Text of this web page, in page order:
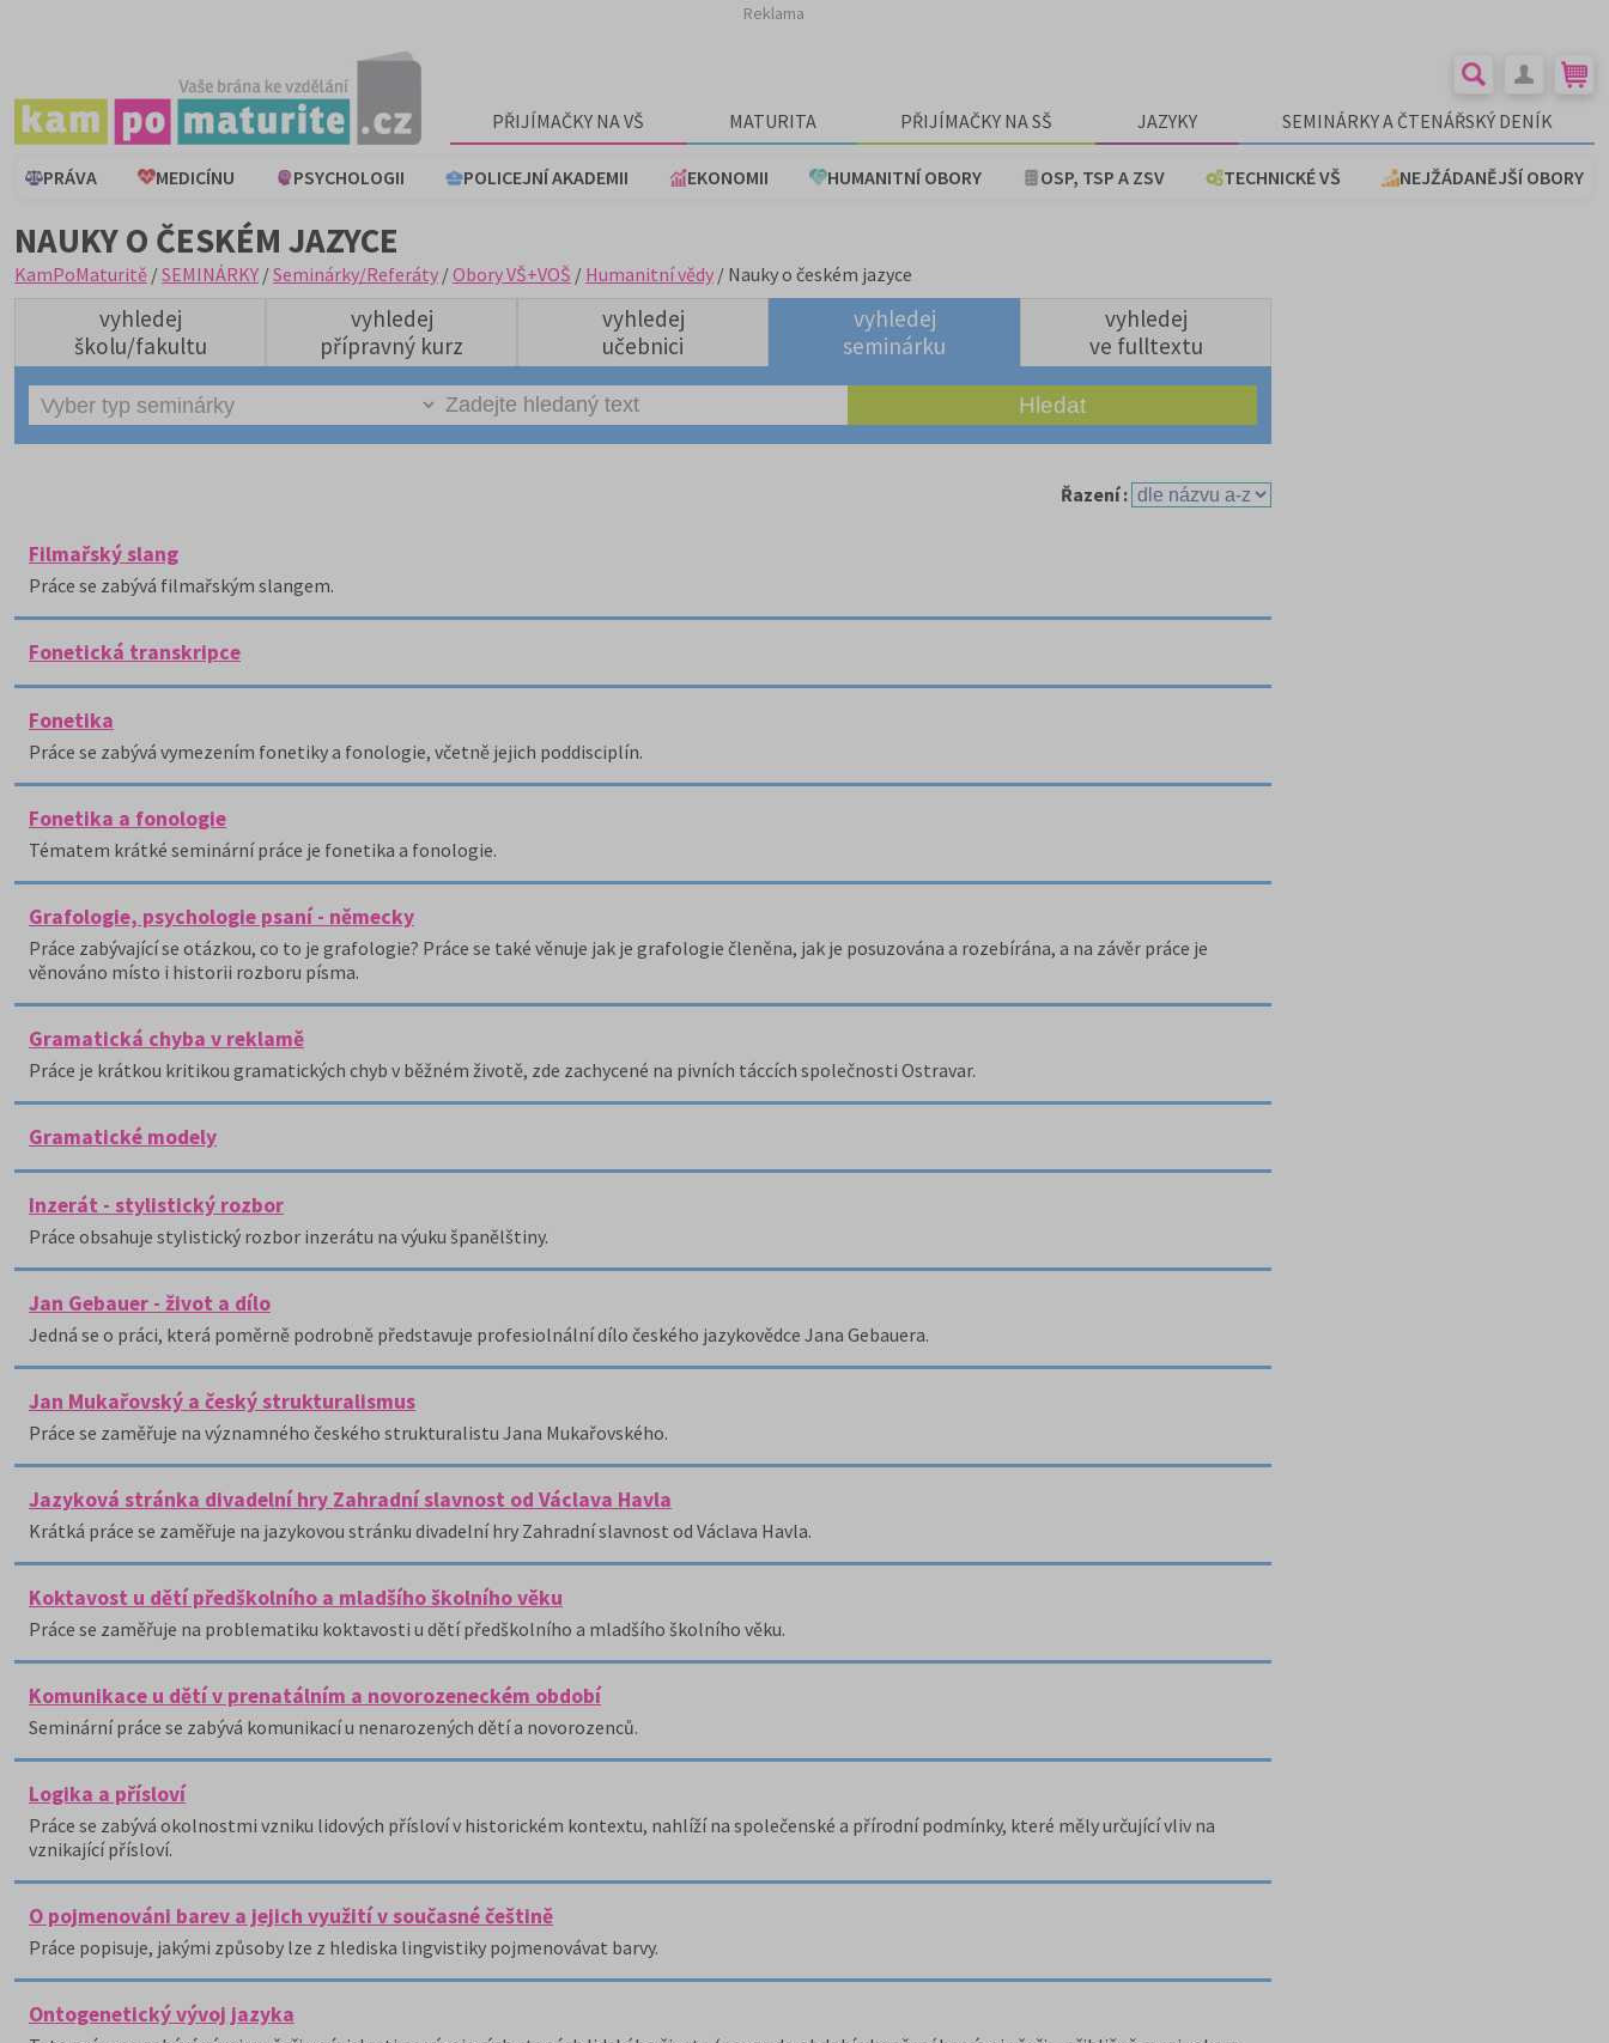
Reklama
PŘIJÍMAČKY NA VŠ MATURITA PŘIJÍMAČKY NA SŠ JAZYKY SEMINÁRKY A ČTENÁŘSKÝ DENÍK
PRÁVA MEDICÍNU PSYCHOLOGII POLICEJNÍ AKADEMII EKONOMII HUMANITNÍ OBORY OSP, TSP A ZSV TECHNICKÉ VŠ NEJŽÁDANĚJŠÍ OBORY
NAUKY O ČESKÉM JAZYCE
KamPoMaturitě /SEMINÁRKY /Seminárky/Referáty /Obory VŠ+VOŠ / Humanitní vědy / Nauky o českém jazyce
vyhledej
školu/fakultu
vyhledej
přípravný kurz
vyhledej
učebnici
vyhledej
seminárku
vyhledej
ve fulltextu
Řazení :
Filmařský slang
Práce se zabývá filmařským slangem.
Fonetická transkripce
Fonetika
Práce se zabývá vymezením fonetiky a fonologie, včetně jejich poddisciplín.
Fonetika a fonologie
Tématem krátké seminární práce je fonetika a fonologie.
Grafologie, psychologie psaní - německy
Práce zabývající se otázkou, co to je grafologie? Práce se také věnuje jak je grafologie členěna, jak je posuzována a rozebírána, a na závěr práce je
věnováno místo i historii rozboru písma.
Gramatická chyba v reklamě
Práce je krátkou kritikou gramatických chyb v běžném životě, zde zachycené na pivních táccích společnosti Ostravar.
Gramatické modely
Inzerát - stylistický rozbor
Práce obsahuje stylistický rozbor inzerátu na výuku španělštiny.
Jan Gebauer - život a dílo
Jedná se o práci, která poměrně podrobně představuje profesiolnální dílo českého jazykovědce Jana Gebauera.
Jan Mukařovský a český strukturalismus
Práce se zaměřuje na významného českého strukturalistu Jana Mukařovského.
Jazyková stránka divadelní hry Zahradní slavnost od Václava Havla
Krátká práce se zaměřuje na jazykovou stránku divadelní hry Zahradní slavnost od Václava Havla.
Koktavost u dětí předškolního a mladšího školního věku
Práce se zaměřuje na problematiku koktavosti u dětí předškolního a mladšího školního věku.
Komunikace u dětí v prenatálním a novorozeneckém období
Seminární práce se zabývá komunikací u nenarozených dětí a novorozenců.
Logika a přísloví
Práce se zabývá okolnostmi vzniku lidových přísloví v historickém kontextu, nahlíží na společenské a přírodní podmínky, které měly určující vliv na
vznikající přísloví.
O pojmenováni barev a jejich využití v současné češtině
Práce popisuje, jakými způsoby lze z hlediska lingvistiky pojmenovávat barvy.
Ontogenetický vývoj jazyka